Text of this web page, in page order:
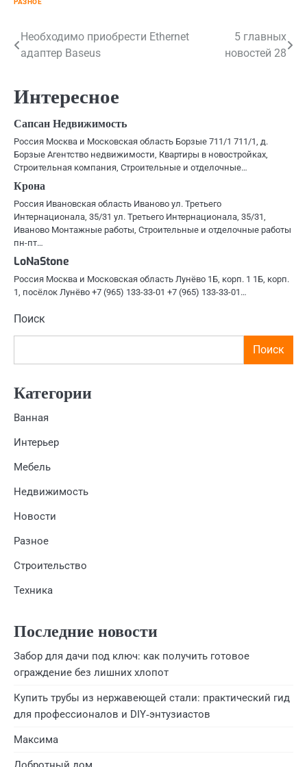
РАЗНОЕ
Навигация
по
записям
Необходимо приобрести Ethernet
адаптер Baseus
5 главных
новостей 28
Интересное
Сапсан Недвижимость
Россия Москва и Московская область Борзые 711/1 711/1, д.
Борзые Агентство недвижимости, Квартиры в новостройках,
Строительная компания, Строительные и отделочные…
Крона
Россия Ивановская область Иваново ул. Третьего
Интернационала, 35/31 ул. Третьего Интернационала, 35/31,
Иваново Монтажные работы, Строительные и отделочные работы
пн-пт…
LoNaStone
Россия Москва и Московская область Лунёво 1Б, корп. 1 1Б, корп.
1, посёлок Лунёво +7 (965) 133-33-01 +7 (965) 133-33-01…
Поиск
Поиск
Категории
Ванная
Интерьер
Мебель
Недвижимость
Новости
Разное
Строительство
Техника
Последние новости
Забор для дачи под ключ: как получить готовое
ограждение без лишних хлопот
Купить трубы из нержавеющей стали: практический гид
для профессионалов и DIY‑энтузиастов
Максима